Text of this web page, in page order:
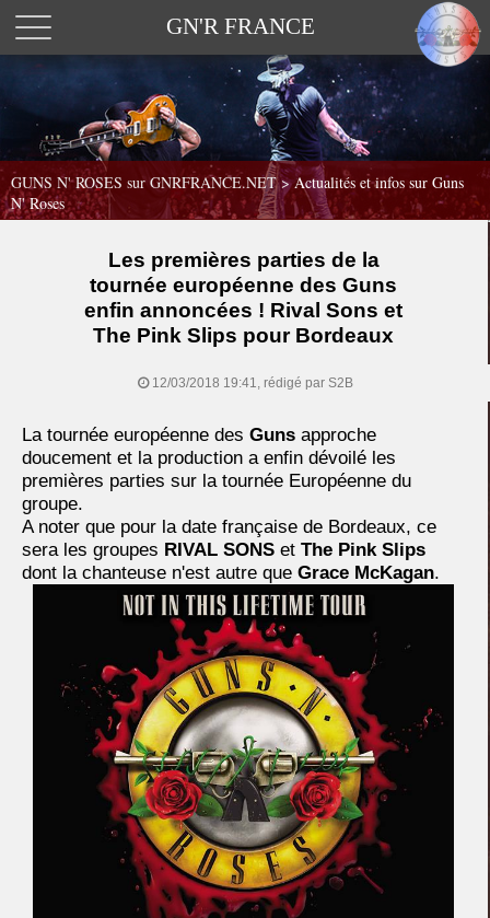
GN'R FRANCE
GUNS N' ROSES sur GNRFRANCE.NET>Actualités et infos sur Guns
N' Roses
Les premières parties de la
tournée européenne des Guns
enfin annoncées ! Rival Sons et
The Pink Slips pour Bordeaux
12/03/2018 19:41, rédigé par S2B
La tournée européenne des Guns approche
doucement et la production a enfin dévoilé les
premières parties sur la tournée Européenne du
groupe.
A noter que pour la date française de Bordeaux, ce
sera les groupes RIVAL SONS et The Pink Slips
dont la chanteuse n'est autre que Grace McKagan.